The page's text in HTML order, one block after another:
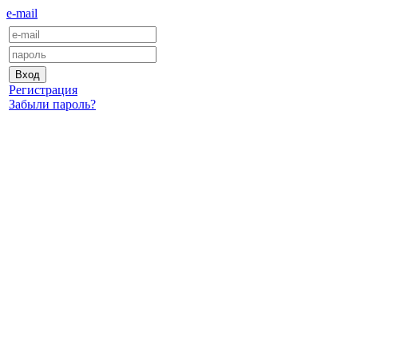
e-mail
Регистрация
Забыли пароль?